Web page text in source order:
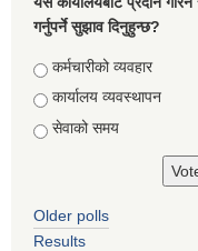
गर्नुपर्ने सुझाव दिनुहुन्छ?
Choices
कर्मचारीको व्यवहार
कार्यालय व्यवस्थापन
सेवाको समय
Older polls
Results